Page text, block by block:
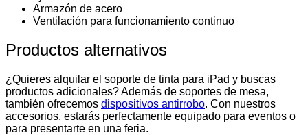
Armazón de acero
Ventilación para funcionamiento continuo
Productos alternativos
¿Quieres alquilar el soporte de tinta para iPad y buscas
productos adicionales? Además de soportes de mesa,
también ofrecemos dispositivos antirrobo. Con nuestros
accesorios, estarás perfectamente equipado para eventos o
para presentarte en una feria.